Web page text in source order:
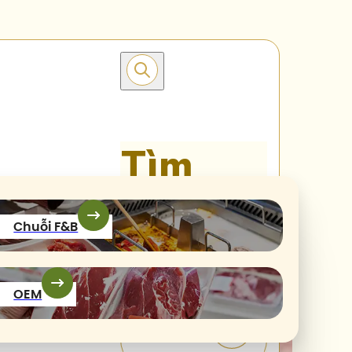
Chuỗi F&B
OEM
Tìm
kiếm
Tìm kiếm